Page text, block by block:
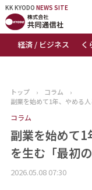
KK KYODO NEWS SITE
経済 / ビジネス く
KK KYODONEWS SITE
トップページ
ニュース
おすすめコンテン
出版物
トップ › コラム
›
副業を始めて1年、やめる
コラム
副業を始めて1
を生む「最初の
2026.05.08 07:30